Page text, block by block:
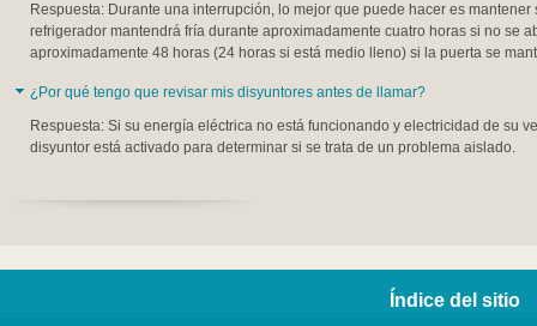
Respuesta: Durante una interrupción, lo mejor que puede hacer es
refrigerador mantendrá fría durante aproximadamente cuatro horas si no se
aproximadamente 48 horas (24 horas si está medio lleno) si la puerta se
¿Por qué tengo que revisar mis disyuntores antes de llamar?
Respuesta: Si su energía eléctrica no está funcionando y electricidad de su
disyuntor está activado para determinar si se trata de un problema aislado.
Índice del sitio